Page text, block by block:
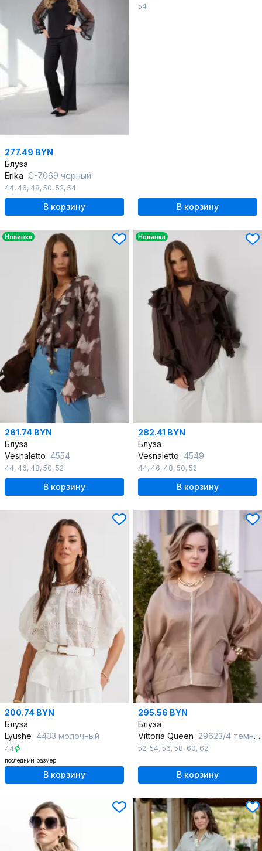
277.49 BYN
Блуза
Erika С-7069 черный
44, 46, 48, 50, 52, 54
В корзину
54
В корзину
Новинка
261.74 BYN
Блуза
Vesnaletto 4554
44, 46, 48, 50, 52
В корзину
Новинка
282.41 BYN
Блуза
Vesnaletto 4549
44, 46, 48, 50, 52
В корзину
200.74 BYN
Блуза
Lyushe 4433 молочный
44
последний размер
В корзину
295.56 BYN
Блуза
Vittoria Queen 29623/4 темно-бежевый
52, 54, 56, 58, 60, 62
В корзину